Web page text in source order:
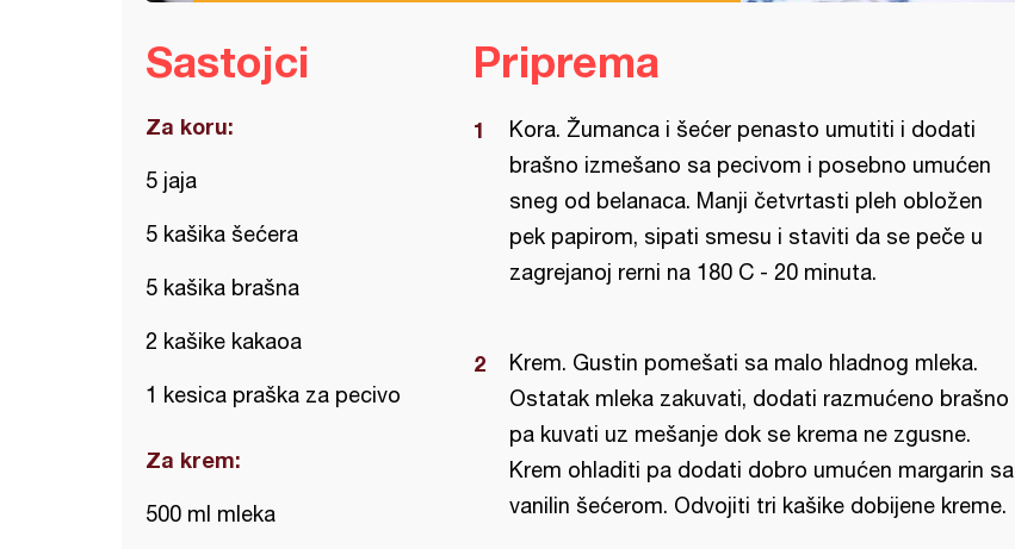
Sastojci
Za koru:
5 jaja
5 kašika šećera
5 kašika brašna
2 kašike kakaoa
1 kesica praška za pecivo
Za krem:
500 ml mleka
Priprema
Kora. Žumanca i šećer penasto umutiti i dodati
brašno izmešano sa pecivom i posebno umućen
sneg od belanaca. Manji četvrtasti pleh obložen
pek papirom, sipati smesu i staviti da se peče u
zagrejanoj rerni na 180 C - 20 minuta.
Krem. Gustin pomešati sa malo hladnog mleka.
Ostatak mleka zakuvati, dodati razmućeno brašno
pa kuvati uz mešanje dok se krema ne zgusne.
Krem ohladiti pa dodati dobro umućen margarin sa
vanilin šećerom. Odvojiti tri kašike dobijene kreme.